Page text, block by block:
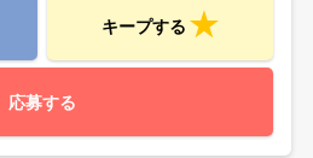
キープする
応募する